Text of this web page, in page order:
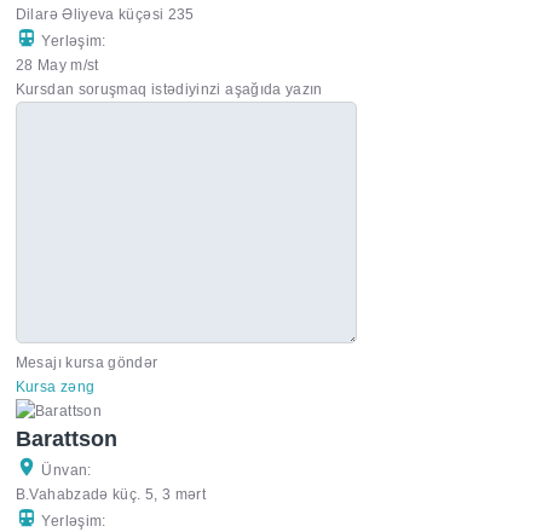
Dilarə Əliyeva küçəsi 235
Yerləşim:
28 May m/st
Kursdan soruşmaq istədiyinzi aşağıda yazın
Mesajı kursa göndər
Kursa zəng
Barattson
Ünvan:
B.Vahabzadə küç. 5, 3 mərt
Yerləşim: